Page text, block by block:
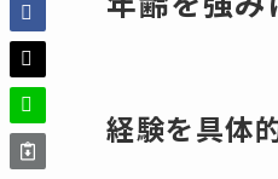
経験を具体